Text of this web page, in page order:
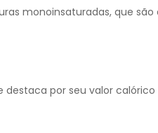
monoinsaturadas, que
por seu valor